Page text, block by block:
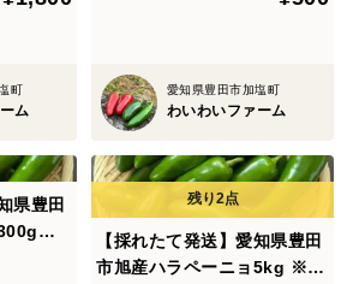
町
ム
愛知県豊田市加塩町
わいわいファーム
県豊田
【採れたて発送】愛知県豊田
市旭産ハラペーニョ5kg ※梱